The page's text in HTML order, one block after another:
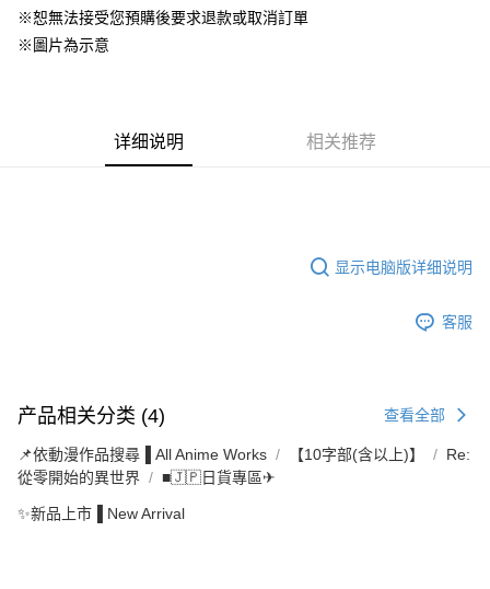
每笔NT$220
※恕無法接受您預購後要求退款或取消訂單
※圖片為示意
详细说明 相关推荐
显示电脑版详细说明
客服
产品相关分类 (4) 查看全部
📌依動漫作品搜尋▐ All Anime Works 【10字部(含以上)】
Re:
從零開始的異世界
■🇯🇵日貨專區✈
✨新品上市▐ New Arrival